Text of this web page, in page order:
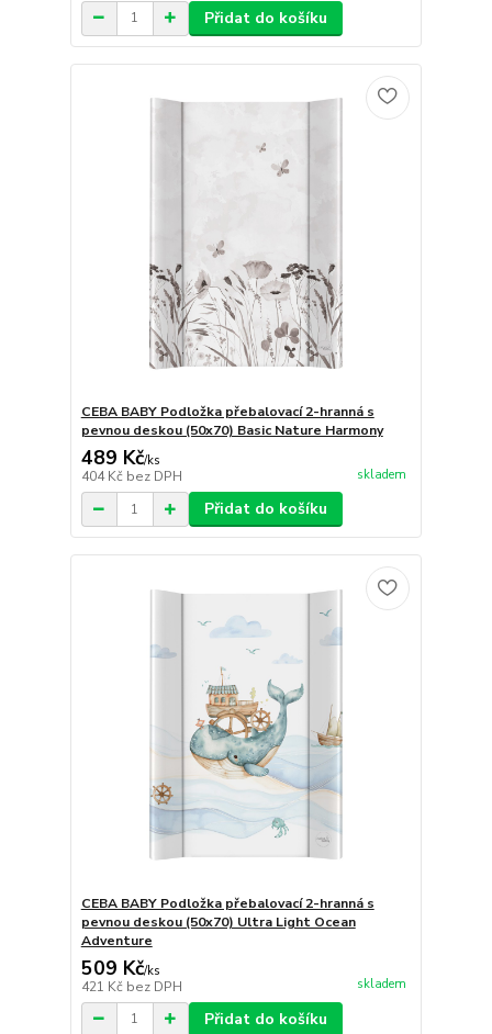
Přidat do košíku
CEBA BABY Podložka přebalovací 2-hranná s
pevnou deskou (50x70) Basic Nature Harmony
489 Kč/ks
404 Kč bez DPH skladem
Přidat do košíku
CEBA BABY Podložka přebalovací 2-hranná s
pevnou deskou (50x70) Ultra Light Ocean
Adventure
509 Kč/ks
421 Kč bez DPH skladem
Přidat do košíku